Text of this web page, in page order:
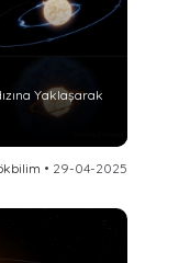
Yaklaşarak
• 29-04-2025